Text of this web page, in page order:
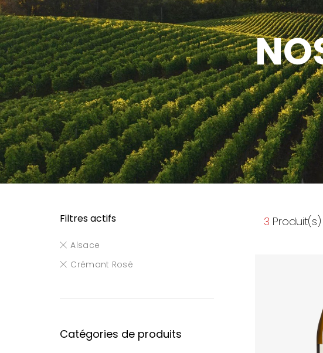
3
Filtres actifs
Alsace
Crémant Rosé
Catégories de produits